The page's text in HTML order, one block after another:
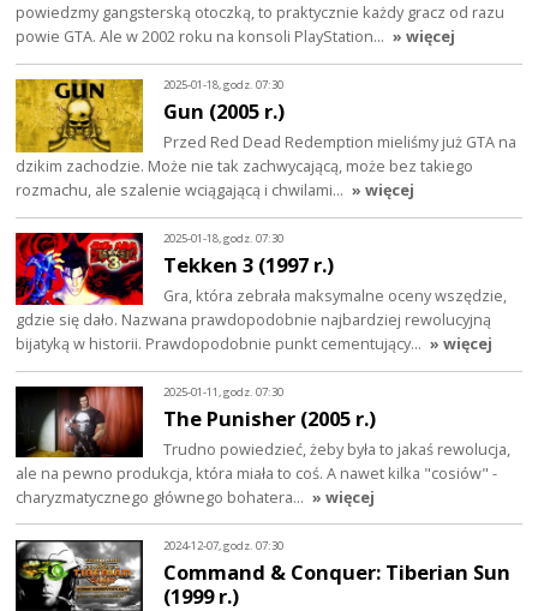
powiedzmy gangsterską otoczką, to praktycznie każdy gracz od razu
powie GTA. Ale w 2002 roku na konsoli PlayStation… » więcej
2025-01-18, godz. 07:30
Gun (2005 r.)
Przed Red Dead Redemption mieliśmy już GTA na
dzikim zachodzie. Może nie tak zachwycającą, może bez takiego
rozmachu, ale szalenie wciągającą i chwilami… » więcej
2025-01-18, godz. 07:30
Tekken 3 (1997 r.)
Gra, która zebrała maksymalne oceny wszędzie,
gdzie się dało. Nazwana prawdopodobnie najbardziej rewolucyjną
bijatyką w historii. Prawdopodobnie punkt cementujący… » więcej
2025-01-11, godz. 07:30
The Punisher (2005 r.)
Trudno powiedzieć, żeby była to jakaś rewolucja,
ale na pewno produkcja, która miała to coś. A nawet kilka "cosiów" -
charyzmatycznego głównego bohatera… » więcej
2024-12-07, godz. 07:30
Command & Conquer: Tiberian Sun
(1999 r.)